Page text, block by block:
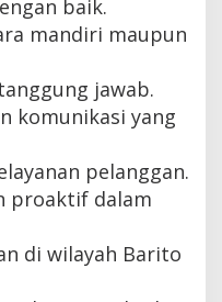
baik.
mandiri maupun
jawab.
komunikasi yang
pelanggan.
proaktif dalam
di wilayah Barito